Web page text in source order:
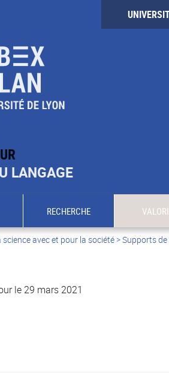
LANGAGE
RECHERCHE
science avec et pour la société>Supports
le 29 mars 2021